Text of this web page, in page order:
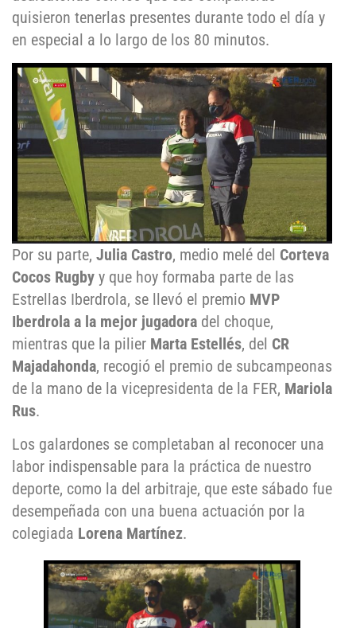
quisieron tenerlas presentes durante todo el día y
en especial a lo largo de los 80 minutos.
Por su parte, Julia Castro, medio melé del Corteva
Cocos Rugby y que hoy formaba parte de las
Estrellas Iberdrola, se llevó el premio MVP
Iberdrola a la mejor jugadora del choque,
mientras que la pilier Marta Estellés, del CR
Majadahonda, recogió el premio de subcampeonas
de la mano de la vicepresidenta de la FER, Mariola
Rus.
Los galardones se completaban al reconocer una
labor indispensable para la práctica de nuestro
deporte, como la del arbitraje, que este sábado fue
desempeñada con una buena actuación por la
colegiada Lorena Martínez.